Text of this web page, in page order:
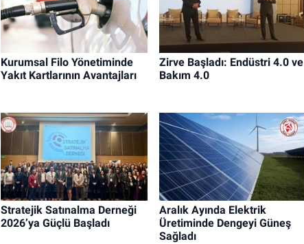
Kurumsal Filo Yönetiminde
Yakıt Kartlarının Avantajları
Zirve Başladı: Endüstri 4.0 ve
Bakım 4.0
Stratejik Satınalma Derneği
2026’ya Güçlü Başladı
Aralık Ayında Elektrik
Üretiminde Dengeyi Güneş
Sağladı